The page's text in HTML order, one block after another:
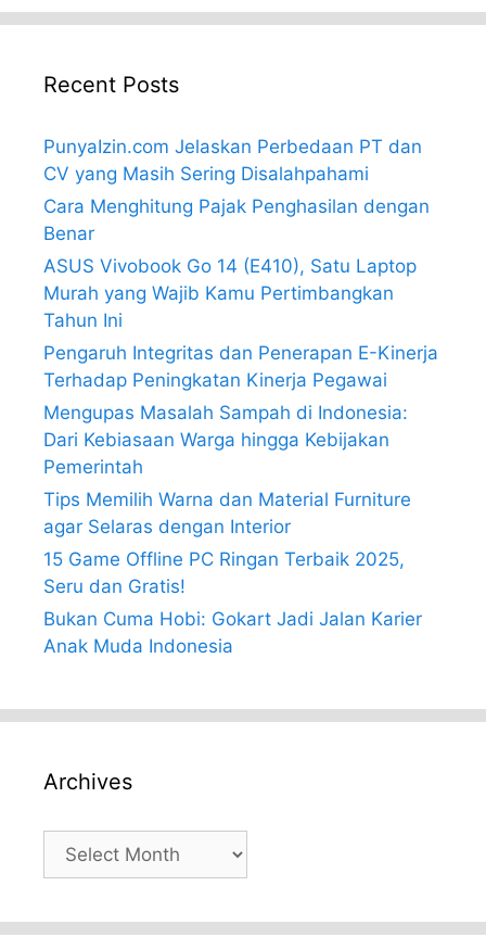
Recent Posts
PunyaIzin.com Jelaskan Perbedaan PT dan
CV yang Masih Sering Disalahpahami
Cara Menghitung Pajak Penghasilan dengan
Benar
ASUS Vivobook Go 14 (E410), Satu Laptop
Murah yang Wajib Kamu Pertimbangkan
Tahun Ini
Pengaruh Integritas dan Penerapan E-Kinerja
Terhadap Peningkatan Kinerja Pegawai
Mengupas Masalah Sampah di Indonesia:
Dari Kebiasaan Warga hingga Kebijakan
Pemerintah
Tips Memilih Warna dan Material Furniture
agar Selaras dengan Interior
15 Game Offline PC Ringan Terbaik 2025,
Seru dan Gratis!
Bukan Cuma Hobi: Gokart Jadi Jalan Karier
Anak Muda Indonesia
Archives
Archives